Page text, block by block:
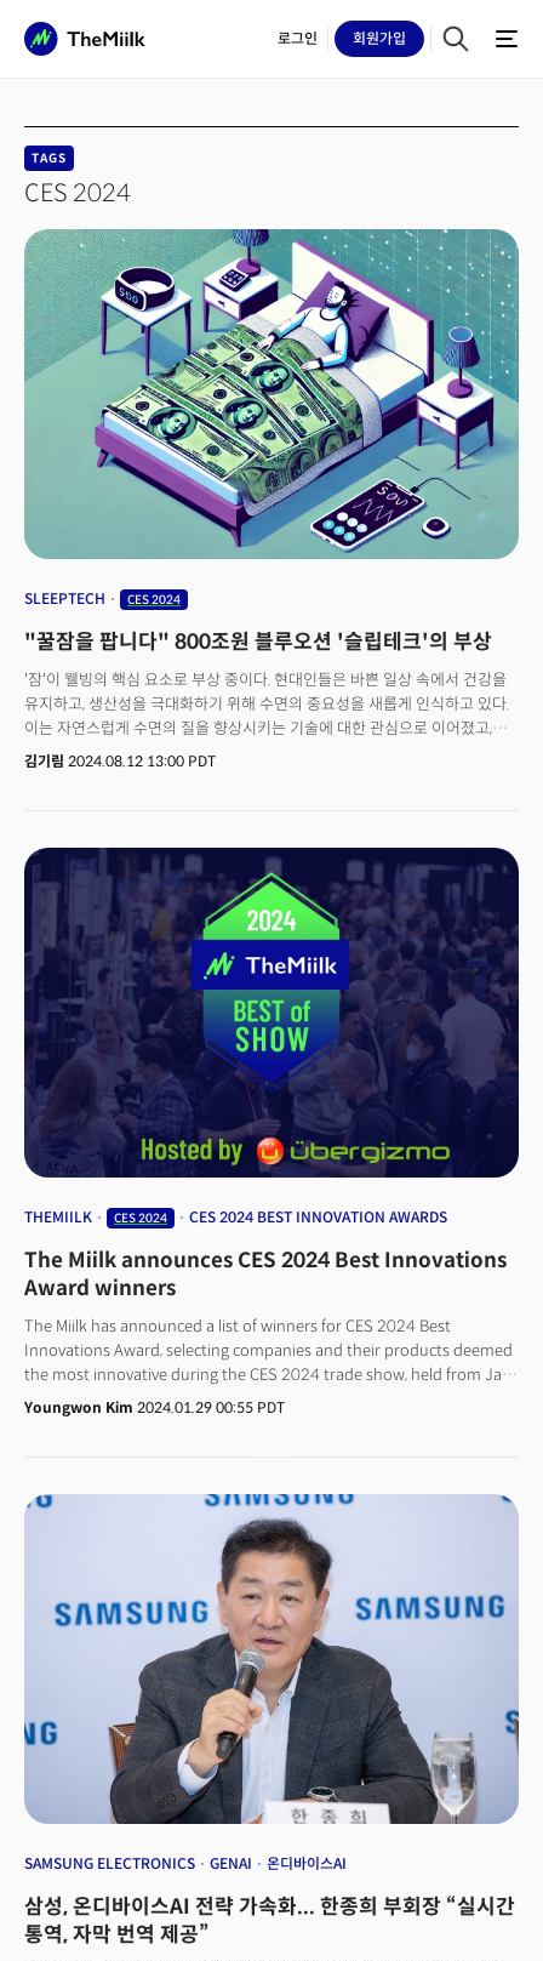
로그인 회원가입
TAGS
CES 2024
SLEEPTECH CES 2024
"꿀잠을 팝니다" 800조원 블루오션 '슬립테크'의 부상
'잠'이 웰빙의 핵심 요소로 부상 중이다. 현대인들은 바쁜 일상 속에서 건강을
유지하고, 생산성을 극대화하기 위해 수면의 중요성을 새롭게 인식하고 있다.
이는 자연스럽게 수면의 질을 향상시키는 기술에 대한 관심으로 이어졌고,
사람들은 운동과 식단관리 만큼이나 '좋은 잠'에 투자하기 시작했다.현대인의
그것이다. 수면(Sleep)과 경제학(Economics)의 합성어인 슬리포노믹스는
각종 스트레스와 열대야에도 꿀잠을 원하는 현대인들의 지갑을 노리고
있다. 배경에는 인공지능(AI)과 사물인터넷(IoT)의 발전으로 날개를 단
슬립테크(SleepTech)가 있다. 슬립테크는 잠(Sleep)과 기술(Technology)의
합성어다. 수면의 질을 개선하고 관련 문제를 해결하기 위해 첨단 기술을
활용하는 제품과 솔루션을 통칭한다. 이 산업은 크게 수면 향상과 관련된 제품,
수면 모니터링 기술, 수면 환경 조성 제품, 그리고 수면 건강 관리 서비스
등으로 분류된다. 수면 향상을 위한 제품에는 편안한 잠자리를 제공하는
매트리스, 베개, 침구류 등이 있으며, 수면의 질을 높이기 위한 스마트
디바이스와 웨어러블 기기도 포함된다. 수면 모니터링 기술은 사용자의 수면
패턴을 분석해 최적의 수면 환경을 제안한다. AI 기반 솔루션과 연동돼 개인
맞춤형 수면 코칭을 제공할 수 있다. 또한, 수면 환경을 조성하기 위한 조명,
소음 방지 제품, 온도 조절 장치 등도 포함된다.수면 관리 서비스는 수면
장애를 겪는 사람들을 위한 진단 및 치료 프로그램이다. 수면 전문 병원에서
김기림 2024.08.12 13:00 PDT
THEMIILK CES 2024 CES 2024 BEST INNOVATION AWARDS
The Miilk announces CES 2024 Best Innovations
Award winners
The Miilk has announced a list of winners for CES 2024 Best
Innovations Award, selecting companies and their products deemed
the most innovative during the CES 2024 trade show, held from Jan
10-12, with collaborate with Ubergizmo. The media company has
become the official media partner of CTA, the organizer of the annual
annual CES trade fair.At the inaugural award event, L'Oréal (France),
Withings (France), Midbar (South Korea), Amazon Automotive (U.S.),
Panasonic (Japan), Mandro (South Korea), and Emperor Pantomime
(U.S.) were chosen as the winners.The Miilk picked winners in seven
industrial categories—Living, Health, Food, Mobility, Social,
Environment, and Industrial, avoiding specific product
categorizations like TV and smartphone.The criteria were based on
three main pillars: the purpose of companies or their products for
humanity (purpose), the degree of technological innovation
(innovation), and the potential for commercialization
(commercialization).The panel of judges for the award consisted of
Youngsup Joo, a distinguished professor at Seoul National University
and former chairman of the Korea ICT Convergence Network ), Yong-
duk Lee, CEO of Dream N Future Labs and former NVIDIA Korea head,
Kookmin University, and Jaekwon Son, CEO of The Milk.“There has
innovation and potential” said The Miilk CEO Son, citing questions
over the selection criteria of those held by other media outlets, such
Youngwon Kim 2024.01.29 00:55 PDT
SAMSUNG ELECTRONICS GENAI 온디바이스AI
삼성, 온디바이스AI 전략 가속화... 한종희 부회장 “실시간
통역, 자막 번역 제공”